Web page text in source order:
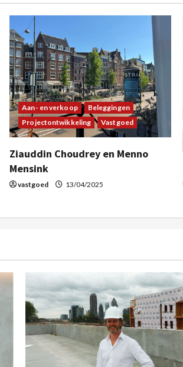
Aan- en verkoop
Beleggingen
Projectontwikkeling
Vastgoed
Ziauddin Choudrey en Menno
Mensink
vastgoed 13/04/2025